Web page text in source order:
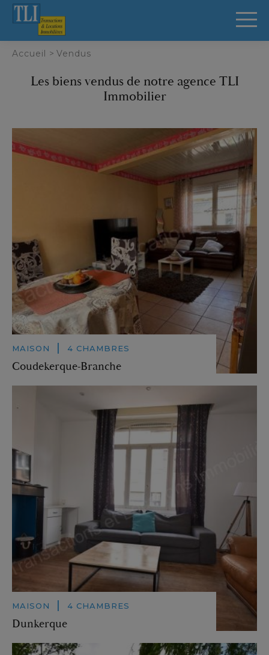
Accueil > Vendus
Les biens vendus de notre agence TLI
Immobilier
MAISON | 4 CHAMBRES
Coudekerque-Branche
MAISON | 4 CHAMBRES
Dunkerque
Panneau de gestion des cookies